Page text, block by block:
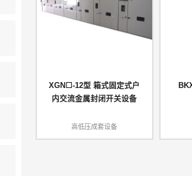
XGN☐-12型 箱式固定式户
内交流金属封闭开关设备
高低压成套设备